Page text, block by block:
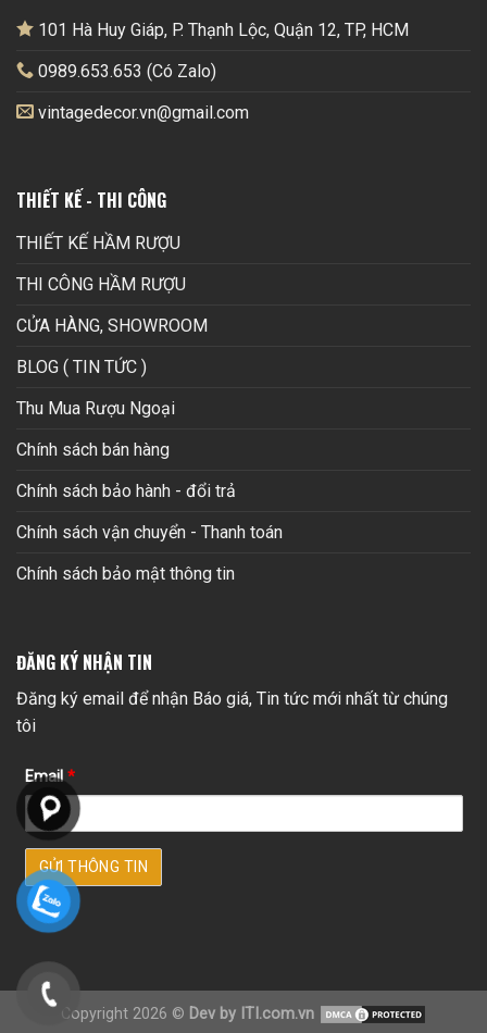
101 Hà Huy Giáp, P. Thạnh Lộc, Quận 12, TP, HCM
0989.653.653 (Có Zalo)
vintagedecor.vn@gmail.com
THIẾT KẾ - THI CÔNG
THIẾT KẾ HẦM RƯỢU
THI CÔNG HẦM RƯỢU
CỬA HÀNG, SHOWROOM
BLOG ( TIN TỨC )
Thu Mua Rượu Ngoại
Chính sách bán hàng
Chính sách bảo hành - đổi trả
Chính sách vận chuyển - Thanh toán
Chính sách bảo mật thông tin
ĐĂNG KÝ NHẬN TIN
Đăng ký email để nhận Báo giá, Tin tức mới nhất từ chúng
tôi
Email *
Copyright 2026 © Dev by ITI.com.vn